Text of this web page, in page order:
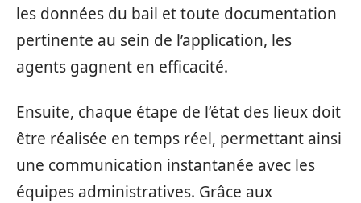
les données du bail et toute documentation
pertinente au sein de l’application, les
agents gagnent en efficacité.
Ensuite, chaque étape de l’état des lieux doit
être réalisée en temps réel, permettant ainsi
une communication instantanée avec les
équipes administratives. Grâce aux